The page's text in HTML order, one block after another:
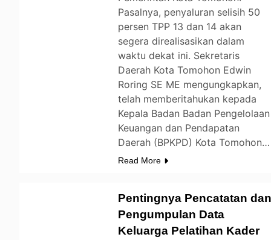
Pasalnya, penyaluran selisih 50
persen TPP 13 dan 14 akan
segera direalisasikan dalam
waktu dekat ini. Sekretaris
Daerah Kota Tomohon Edwin
Roring SE ME mengungkapkan,
telah memberitahukan kepada
Kepala Badan Badan Pengelolaan
Keuangan dan Pendapatan
Daerah (BPKPD) Kota Tomohon…
Read More
Pentingnya Pencatatan
Pengumpulan Data
Keluarga Pelatihan Kader